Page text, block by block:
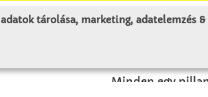
Minden egy
adatok tárolása, marketing, adatelemzés